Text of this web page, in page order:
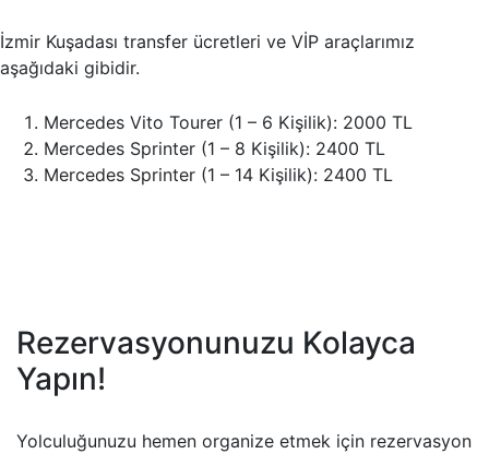
İzmir Kuşadası transfer ücretleri ve VİP araçlarımız
aşağıdaki gibidir.
Mercedes Vito Tourer (1 – 6 Kişilik): 2000 TL
Mercedes Sprinter (1 – 8 Kişilik): 2400 TL
Mercedes Sprinter (1 – 14 Kişilik): 2400 TL
Rezervasyonunuzu Kolayca
Yapın!
Yolculuğunuzu hemen organize etmek için rezervasyon